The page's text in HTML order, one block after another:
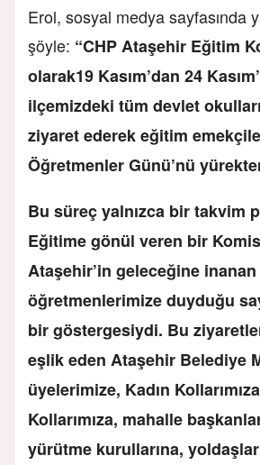
Erol, sosyal medya sayfasında
şöyle: “CHP Ataşehir Eğitim
olarak19 Kasım’dan 24
ilçemizdeki tüm devlet
ziyaret ederek eğitim
Öğretmenler Günü’nü
Bu süreç yalnızca bir takvim
Eğitime gönül veren bir
Ataşehir’in geleceğine
öğretmenlerimize duyduğu
bir göstergesiydi. Bu
eşlik eden Ataşehir Belediye
üyelerimize, Kadın
Kollarımıza, mahalle
yürütme kurullarına,